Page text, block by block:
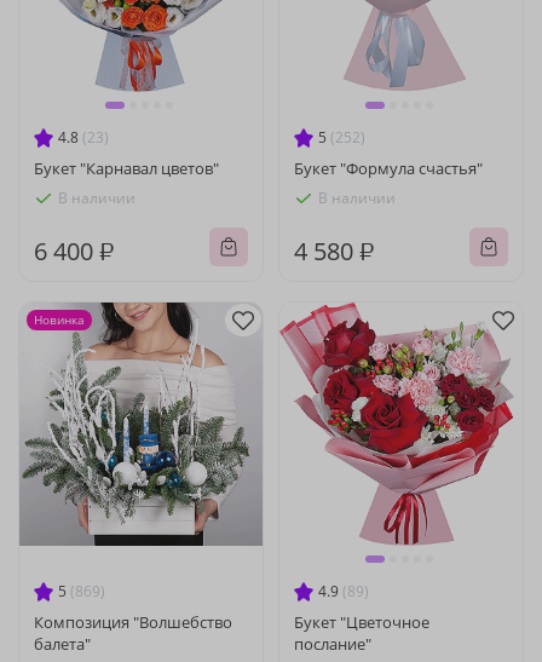
4.8 (23)
Букет "Карнавал цветов"
В наличии
6 400 ₽
5 (252)
Букет "Формула счастья"
В наличии
4 580 ₽
5 (869)
Композиция "Волшебство
балета"
Новинка
4.9 (89)
Букет "Цветочное
послание"